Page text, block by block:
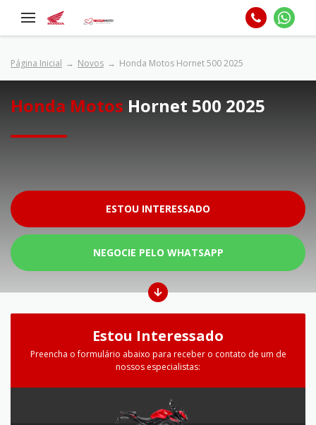
Página Inicial Novos Honda Motos Hornet 500 2025
Honda Motos Hornet 500 2025
ESTOU INTERESSADO
NEGOCIE PELO WHATSAPP
Estou Interessado
Preencha o formulário abaixo para receber o contato de um de
nossos especialistas: